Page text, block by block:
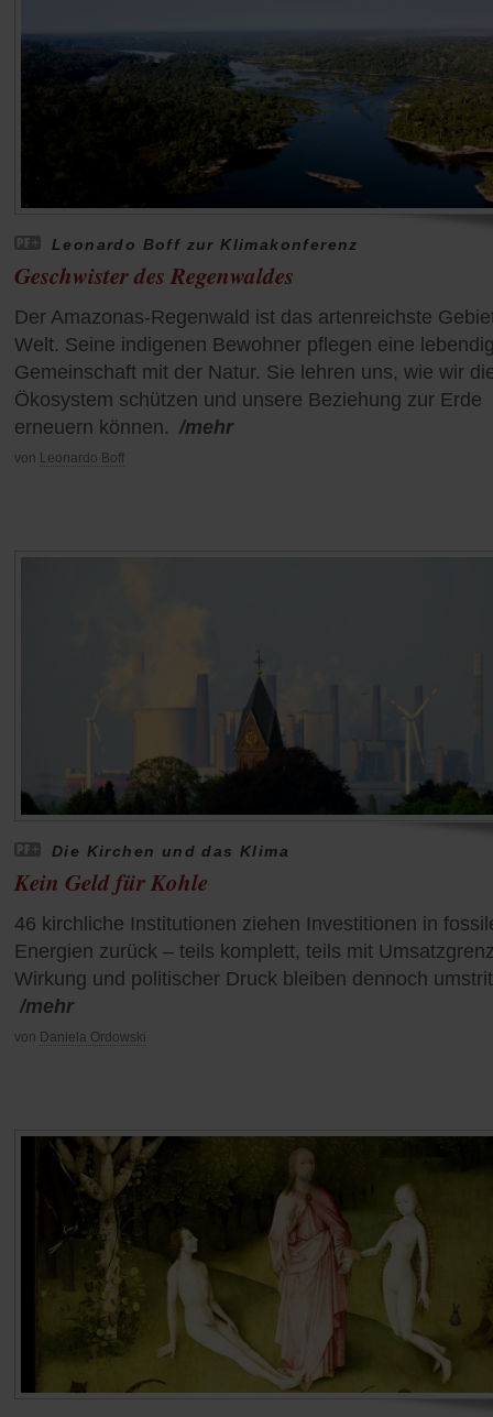
Leonardo Boff zur Klimakonferenz
Geschwister des Regenwaldes
Der Amazonas-Regenwald ist das artenreichste
Welt. Seine indigenen Bewohner pflegen eine
Gemeinschaft mit der Natur. Sie lehren uns, wie wir
Ökosystem schützen und unsere Beziehung zur Erde
erneuern können. /mehr
von Leonardo Boff
Die Kirchen und das Klima
Kein Geld für Kohle
46 kirchliche Institutionen ziehen Investitionen in
Energien zurück – teils komplett, teils mit
Wirkung und politischer Druck bleiben dennoch
/mehr
von Daniela Ordowski